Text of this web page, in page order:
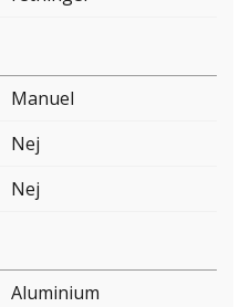
Manuel
Nej
Nej
Aluminium